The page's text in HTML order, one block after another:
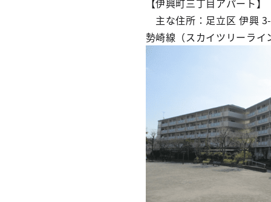
【伊興町三丁目アパート】
主な住所：足立区 伊興
勢崎線（スカイツリーライ